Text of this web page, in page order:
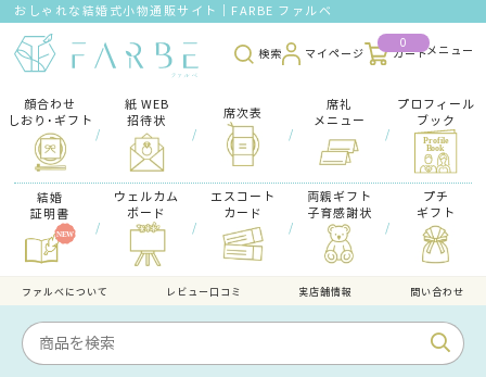
おしゃれな結婚式小物通販サイト｜FARBE ファルベ
検索 マイページ
0
カート
顔合わせ
しおり･ギフト
/
紙 WEB
招待状
/
席次表
/
席礼
メニュー
/
プロフィール
ブック
結婚
証明書
/
ウェルカム
ボード
/
エスコート
カード
/
両親ギフト
子育感謝状
/
プチ
ギフト
ファルべについて レビュー口コミ 実店舗情報 問い合わせ